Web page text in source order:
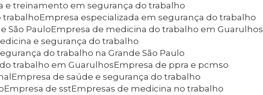
e treinamento em segurança do trabalho
trabalho Empresa especializada em segurança do trabalho
São Paulo Empresa de medicina do trabalho em Guarulhos
e segurança do trabalho
do trabalho na Grande São Paulo
trabalho em Guarulhos Empresa de ppra e pcmso
Empresa de saúde e segurança do trabalho
Empresa de sst Empresas de medicina no trabalho